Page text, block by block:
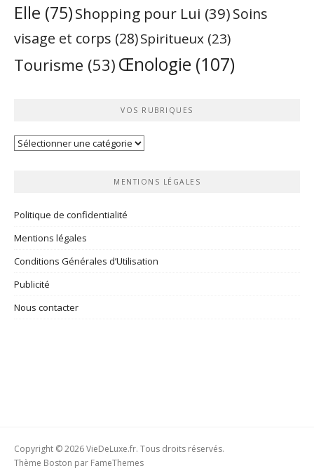
Elle (75)Shopping pour Lui (39)Soins
visage et corps (28)Spiritueux (23)
Tourisme (53) Œnologie (107)
VOS RUBRIQUES
Vos
MENTIONS LÉGALES
Politique de confidentialité
Mentions légales
Conditions Générales d’Utilisation
Publicité
Nous contacter
Copyright © 2026 VieDeLuxe.fr. Tous droits réservés.
Thème Boston par FameThemes